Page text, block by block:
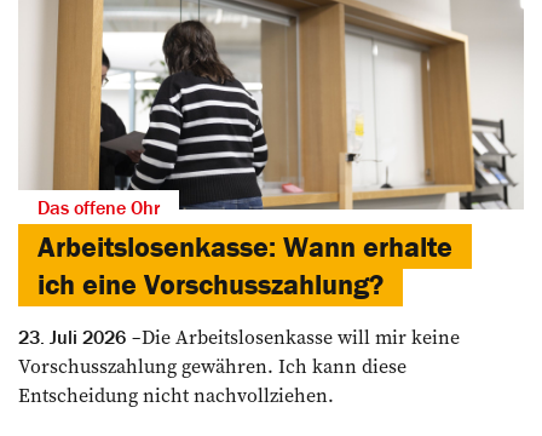
Das offene Ohr
Arbeitslosenkasse: Wann erhalte
ich eine Vorschusszahlung?
23. Juli 2026
Die Arbeitslosenkasse will mir keine
Vorschusszahlung gewähren. Ich kann diese
Entscheidung nicht nachvollziehen.